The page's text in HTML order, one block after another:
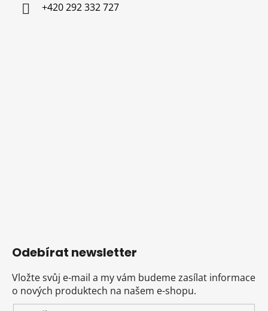
+420 292 332 727
Odebírat newsletter
Vložte svůj e-mail a my vám budeme zasílat informace
o nových produktech na našem e-shopu.